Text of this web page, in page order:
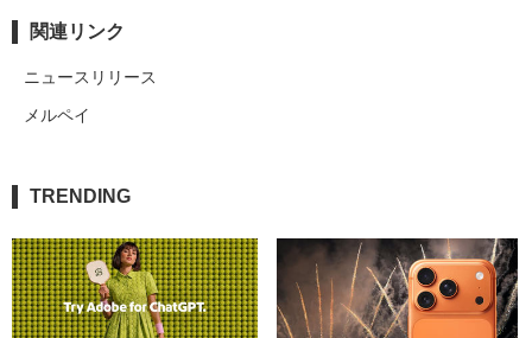
関連リンク
ニュースリリース
メルペイ
TRENDING